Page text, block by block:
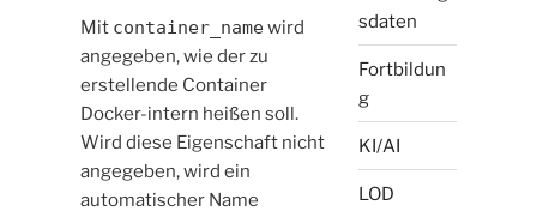
Mit container_namewird
angegeben, wie der zu
erstellende Container
Docker-intern heißen soll.
Wird diese Eigenschaft nicht
angegeben, wird ein
automatischer Name
sdaten
Fortbildun
g
KI/AI
LOD